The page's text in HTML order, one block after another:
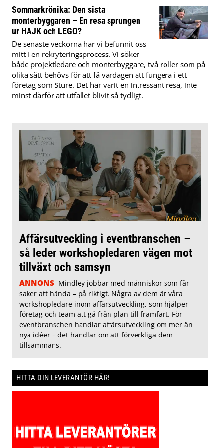
Sommarkrönika: Den sista
monterbyggaren – En resa sprungen
ur HAJK och LEGO?
De senaste veckorna har vi befunnit oss
mitt i en rekryteringsprocess. Vi söker
både projektledare och monterbyggare, två roller som på
olika sätt behövs för att få vardagen att fungera i ett
företag som Sture. Det har varit en intressant resa, inte
minst därför att utfallet blivit så tydligt.
Affärsutveckling i eventbranschen –
så leder workshopledaren vägen mot
tillväxt och samsyn
ANNONS Mindley jobbar med människor som får
saker att hända – på riktigt. Några av dem är våra
workshopledare inom affärsutveckling, som hjälper
företag och team att gå från plan till framfart. För
eventbranschen handlar affärsutveckling om mer än
nya idéer – det handlar om att förverkliga dem
tillsammans.
HITTA DIN LEVERANTÖR HÄR!